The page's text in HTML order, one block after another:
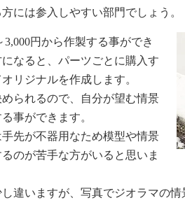
には参入しやすい部門でしょう。
3,000円から作製する事ができ
なると、パーツごとに購入す
リジナルを作成します。
られるので、自分が望む情景
事ができます。
先が不器用なため模型や情景
のが苦手な方がいると思いま
違いますが、写真でジオラマの